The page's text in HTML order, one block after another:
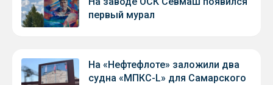
первый мурал
На «Нефтефлоте» заложили два
судна «МПКС-L» для Самарского